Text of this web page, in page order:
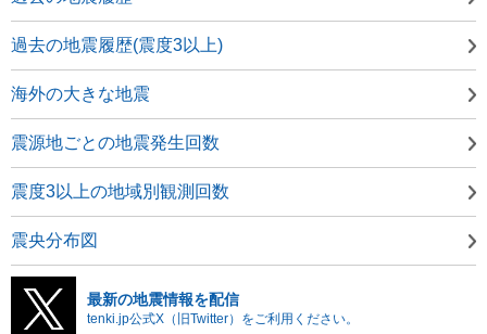
過去の地震履歴(震度3以上)
海外の大きな地震
震源地ごとの地震発生回数
震度3以上の地域別観測回数
震央分布図
最新の地震情報を配信
tenki.jp公式X（旧Twitter）をご利用ください。